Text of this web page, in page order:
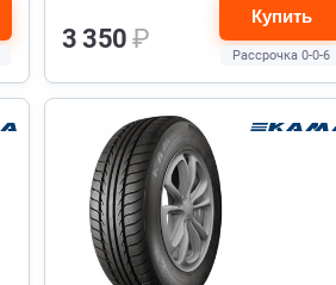
3 350₽
Купить
Рассрочка 0-0-6